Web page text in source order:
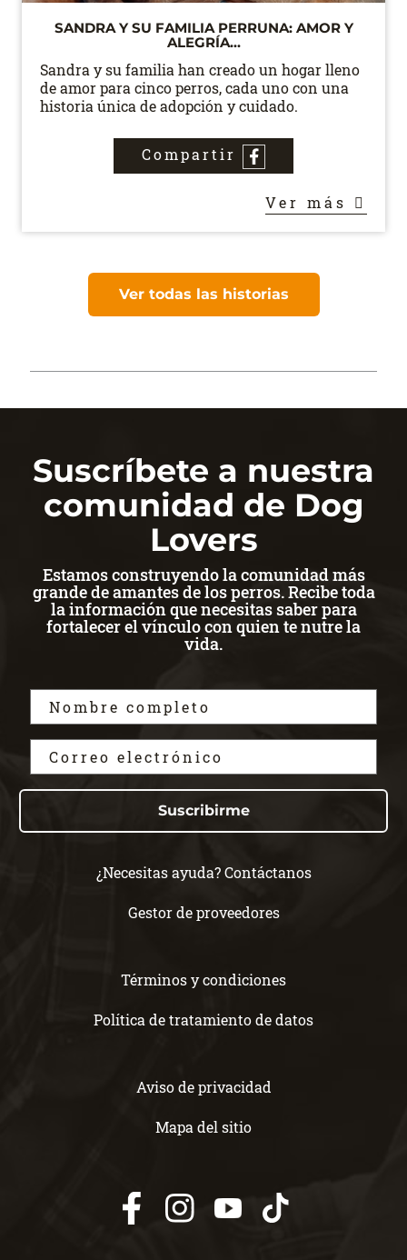
SANDRA Y SU FAMILIA PERRUNA: AMOR Y
ALEGRÍA...
Sandra y su familia han creado un hogar lleno
de amor para cinco perros, cada uno con una
historia única de adopción y cuidado.
Compartir
Ver más
Ver todas las historias
Suscríbete a nuestra
comunidad de Dog
Lovers
Estamos construyendo la comunidad más
grande de amantes de los perros. Recibe toda
la información que necesitas saber para
fortalecer el vínculo con quien te nutre la
vida.
Suscribirme
¿Necesitas ayuda? Contáctanos
Gestor de proveedores
Términos y condiciones
Política de tratamiento de datos
Aviso de privacidad
Mapa del sitio